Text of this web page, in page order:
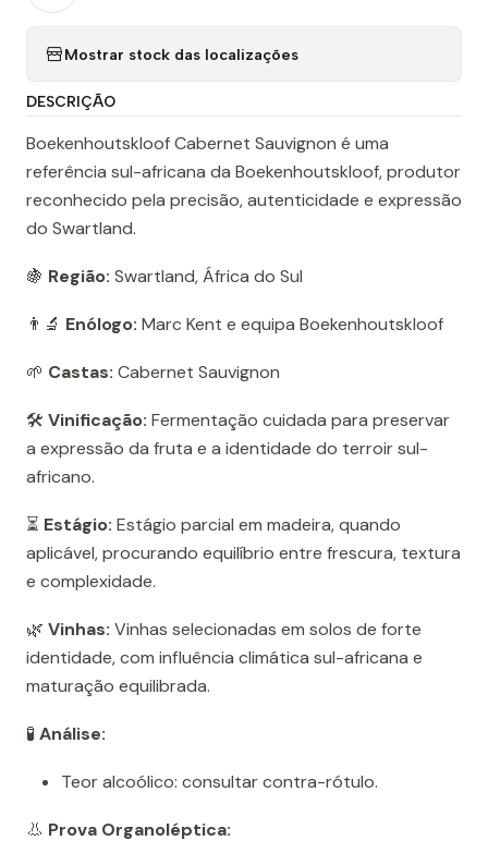
Mostrar stock das localizações
DESCRIÇÃO
Boekenhoutskloof Cabernet Sauvignon é uma
referência sul-africana da Boekenhoutskloof, produtor
reconhecido pela precisão, autenticidade e expressão
do Swartland.
🍇 Região: Swartland, África do Sul
👨‍🔬 Enólogo: Marc Kent e equipa Boekenhoutskloof
🌱 Castas: Cabernet Sauvignon
🛠️ Vinificação: Fermentação cuidada para preservar
a expressão da fruta e a identidade do terroir sul-
africano.
⏳ Estágio: Estágio parcial em madeira, quando
aplicável, procurando equilíbrio entre frescura, textura
e complexidade.
🌿 Vinhas: Vinhas selecionadas em solos de forte
identidade, com influência climática sul-africana e
maturação equilibrada.
🧪 Análise:
Teor alcoólico: consultar contra-rótulo.
👃 Prova Organoléptica: